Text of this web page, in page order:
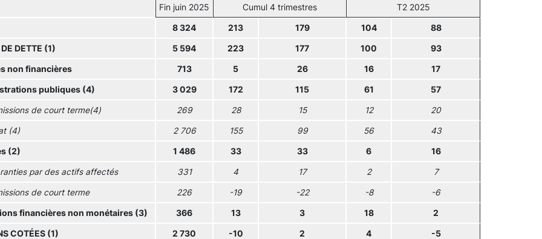
Fin juin 2025 Cumul 4 trimestres T2 2025
8 324 213 179 104 88
DETTE (1) 5 594 223 177 100 93
non financières 713 5 26 16 17
publiques (4) 3 029 172 115 61 57
de court terme(4) 269 28 15 12 20
(4) 2 706 155 99 56 43
(2) 1 486 33 33 6 16
par des actifs affectés 331 4 17 2 7
de court terme 226 -19 -22 -8 -6
financières non monétaires (3) 366 13 3 18 2
COTÉES (1) 2 730 -10 2 4 -5